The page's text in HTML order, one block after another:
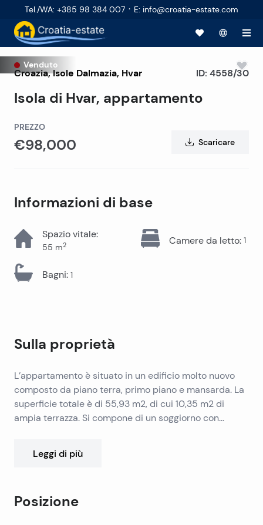
Tel./WA: +385 98 384 007 · E: info@croatia-estate.com
Venduto
Croazia,Isole Dalmazia, Hvar
Isola di Hvar, appartamento
ID: 4558/30
PREZZO
€98,000 Scaricare
Informazioni di base
Spazio vitale:
55 m2 Camere da letto: 1
Bagni: 1
Sulla proprietà
L’appartamento è situato in un edificio molto nuovo
composto da piano terra, primo piano e mansarda. La
superficie totale è di 55,93 m2, di cui 10,35 m2 di
ampia terrazza. Si compone di un soggiorno con
separato, ha un posto auto, parte del giardino e il
circa 7-10 minuti a piedi dalla chiesa sulla piazza
Leggi di più
Posizione